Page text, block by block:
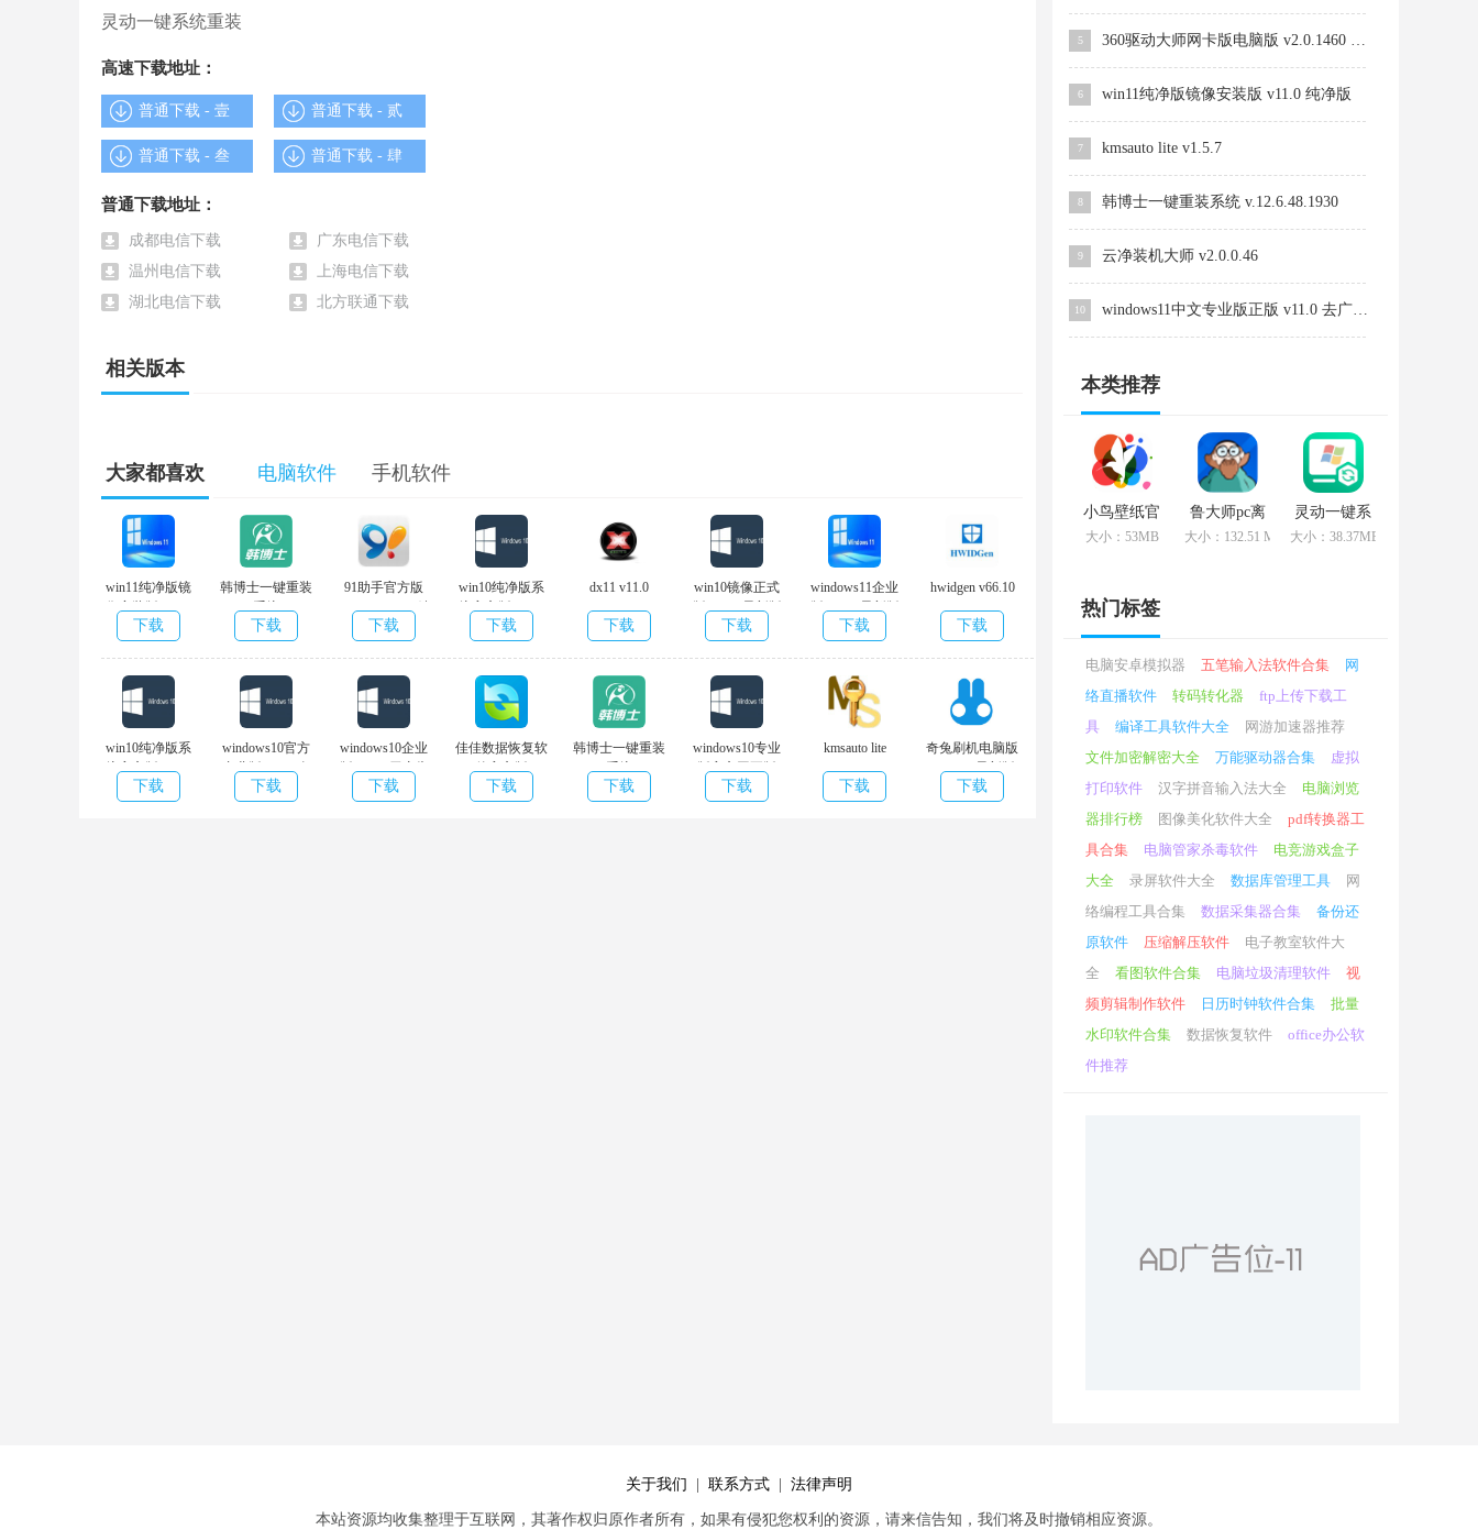
灵动一键系统重装
高速下载地址：
普通下载 - 壹 普通下载 - 贰
普通下载 - 叁 普通下载 - 肆
普通下载地址：
成都电信下载
广东电信下载
温州电信下载
上海电信下载
湖北电信下载
北方联通下载
相关版本
大家都喜欢 电脑软件 手机软件
win11纯净版镜
像安装版 v11.0
完整篇
下载
韩博士一键重装
系统
v.12.6.48.1930
下载
91助手官方版
v6.10.17.1670 精
简
下载
win10纯净版系
统官方版 v10.0
纯净版
下载
dx11 v11.0
下载
win10镜像正式
版 v10.0 最新版
本
下载
windows11企业
版 v11.0 最新版
本
下载
hwidgen v66.10
下载
win10纯净版系
统官方版 v10.0
完整篇
下载
windows10官方
专业版 v10.0 免
费完整版
下载
windows10企业
版 v10.0 无广告
版
下载
佳佳数据恢复软
件官方版
v6.8.3.0 无广告
下载
韩博士一键重装
系统
v.12.6.48.1930
下载
windows10专业
版官方网正版
v10.0 最新版本
下载
kmsauto lite
v1.5.7
下载
奇兔刷机电脑版
v8.3.1.0 最新版
本
下载
5 360驱动大师网卡版电脑版 v2.0.1460 电脑版
6 win11纯净版镜像安装版 v11.0 纯净版
7 kmsauto lite v1.5.7
8 韩博士一键重装系统 v.12.6.48.1930
9 云净装机大师 v2.0.0.46
10 windows11中文专业版正版 v11.0 去广告版
本类推荐
小鸟壁纸官
方网电脑版
本 v3.1121
大小：53MB
鲁大师pc离
线版 v6.1021
大小：132.51 MB
灵动一键系
统重装
大小：38.37MB
热门标签
电脑安卓模拟器 五笔输入法软件合集
网
络直播软件
转码转化器
ftp上传下载工
具
编译工具软件大全
网游加速器推荐
文件加密解密大全
万能驱动器合集
虚拟
打印软件
汉字拼音输入法大全
电脑浏览
器排行榜
图像美化软件大全
pdf转换器工
具合集
电脑管家杀毒软件
电竞游戏盒子
大全
录屏软件大全 数据库管理工具
网
络编程工具合集
数据采集器合集
备份还
原软件
压缩解压软件
电子教室软件大
全
看图软件合集 电脑垃圾清理软件
视
频剪辑制作软件
日历时钟软件合集
批量
水印软件合集
数据恢复软件
office办公软
件推荐
关于我们 联系方式 法律声明
本站资源均收集整理于互联网，其著作权归原作者所有，如果有侵犯您权利的资源，请来信告知，我们将及时撤销相应资源。